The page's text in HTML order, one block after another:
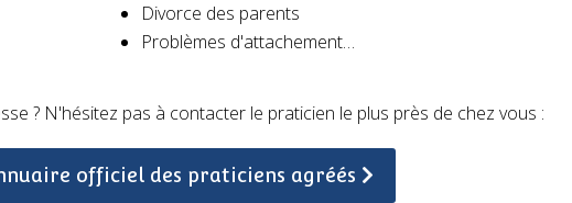
Divorce des parents
Problèmes d'attachement…
? N'hésitez pas à contacter le praticien le plus près de chez vous :
officiel des praticiens agréés